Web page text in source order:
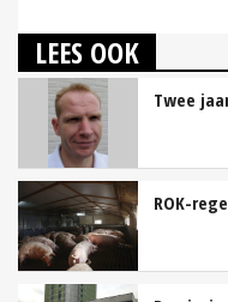
LEES OOK
Twee
ROK-